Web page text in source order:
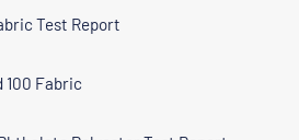
Test Report
100 Fabric